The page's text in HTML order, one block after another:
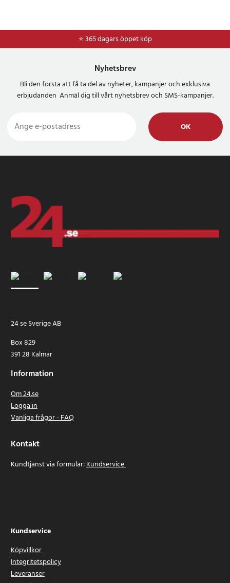
⭐ 365 dagars öppet köp
⭐Frakt 49kr *
Nyhetsbrev
Bli den första att få ta del av nyheter, kampanjer och exklusiva
erbjudanden Anmäl dig till vårt nyhetsbrev och SMS-kampanjer.
OK
24 se Sverige AB
Box 829
391 28 Kalmar
Information
Om 24.se
Logga in
Vanliga frågor - FAQ
Kontakt
Kundtjänst via formulär:Kundservice
Kundservice
Köpvillkor
Integritetspolicy
Leveranser